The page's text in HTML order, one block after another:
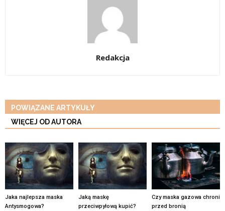
Redakcja
POWIĄZANE ARTYKUŁY
WIĘCEJ OD AUTORA
Jaka najlepsza maska
Antysmogowa?
Jaką maskę
przeciwpyłową kupić?
Czy maska gazowa chroni
przed bronią